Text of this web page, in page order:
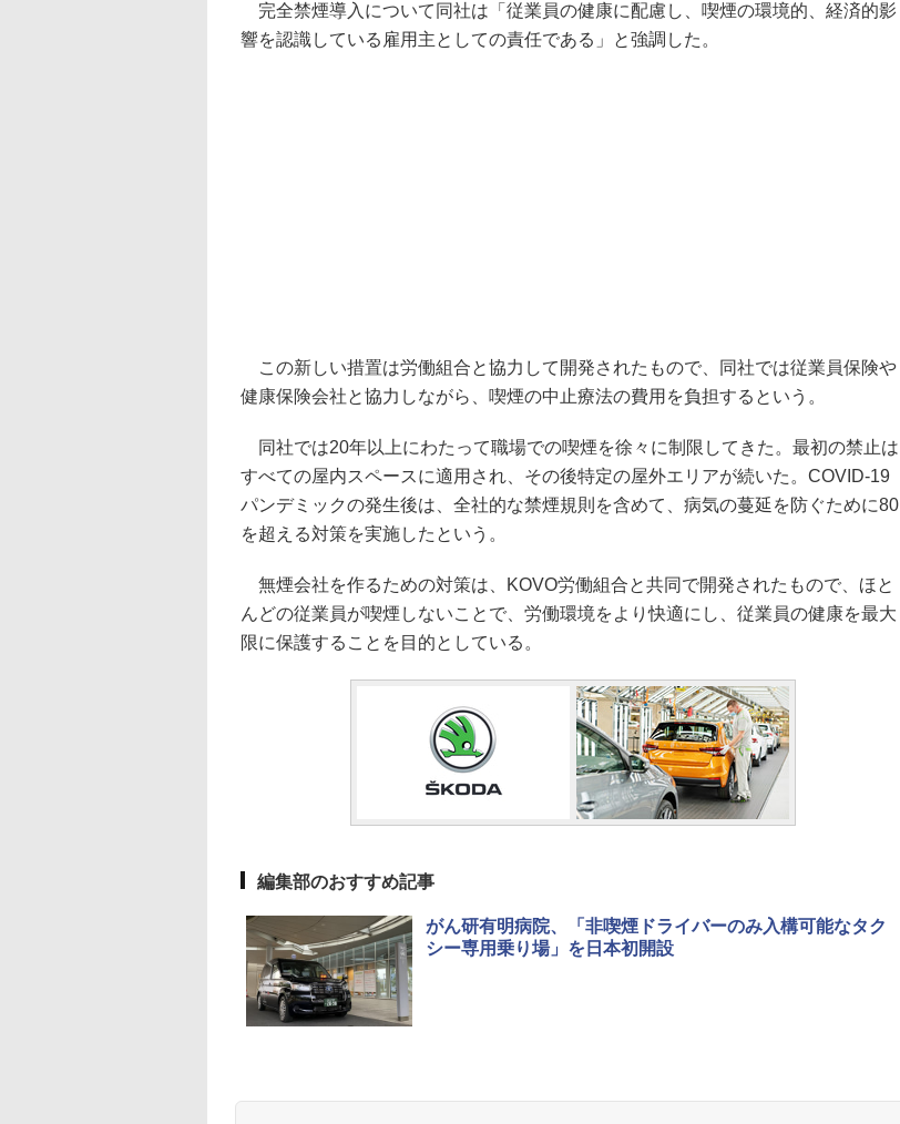
完全禁煙導入について同社は「従業員の健康に配慮し、喫煙の環境的、経済的影
響を認識している雇用主としての責任である」と強調した。
この新しい措置は労働組合と協力して開発されたもので、同社では従業員保険や
健康保険会社と協力しながら、喫煙の中止療法の費用を負担するという。
同社では20年以上にわたって職場での喫煙を徐々に制限してきた。最初の禁止は
すべての屋内スペースに適用され、その後特定の屋外エリアが続いた。COVID-19
パンデミックの発生後は、全社的な禁煙規則を含めて、病気の蔓延を防ぐために80
を超える対策を実施したという。
無煙会社を作るための対策は、KOVO労働組合と共同で開発されたもので、ほと
んどの従業員が喫煙しないことで、労働環境をより快適にし、従業員の健康を最大
限に保護することを目的としている。
編集部のおすすめ記事
がん研有明病院、「非喫煙ドライバーのみ入構可能なタク
シー専用乗り場」を日本初開設